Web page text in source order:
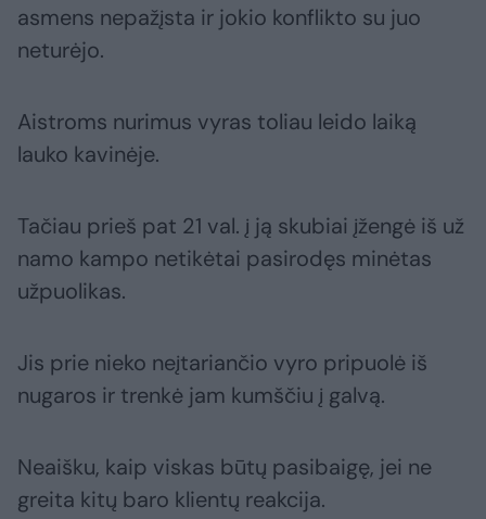
asmens nepažįsta ir jokio konflikto su juo
neturėjo.
Aistroms nurimus vyras toliau leido laiką
lauko kavinėje.
Tačiau prieš pat 21 val. į ją skubiai įžengė iš už
namo kampo netikėtai pasirodęs minėtas
užpuolikas.
Jis prie nieko neįtariančio vyro pripuolė iš
nugaros ir trenkė jam kumščiu į galvą.
Neaišku, kaip viskas būtų pasibaigę, jei ne
greita kitų baro klientų reakcija.